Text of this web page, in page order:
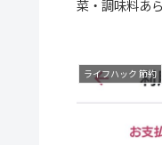
菜・調味料あ
ライフハック 節約